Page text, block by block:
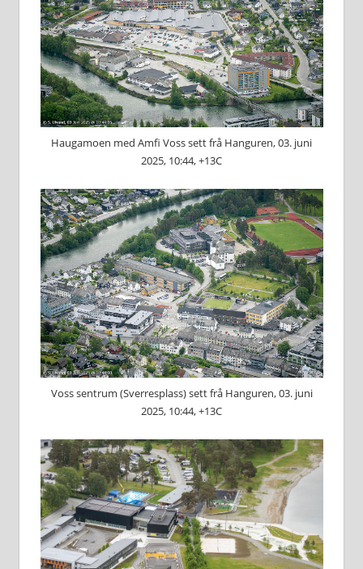
Haugamoen med Amfi Voss sett frå Hanguren, 03. juni
2025, 10:44, +13C
Voss sentrum (Sverresplass) sett frå Hanguren, 03. juni
2025, 10:44, +13C